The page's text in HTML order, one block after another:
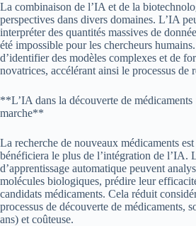
La combinaison de l’IA et de la
perspectives dans divers domaines. L’IA
interpréter des quantités massives de
été impossible pour les chercheurs
d’identifier des modèles complexes et de
novatrices, accélérant ainsi le processus de
**L’IA dans la découverte de
marche**
La recherche de nouveaux médicaments
bénéficiera le plus de l’intégration de l’IA.
d’apprentissage automatique peuvent
molécules biologiques, prédire leur
candidats médicaments. Cela réduit
processus de découverte de médicaments,
ans) et coûteuse.